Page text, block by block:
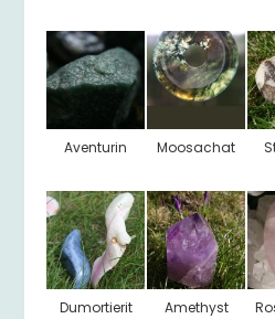
Aventurin Moosachat
Dumortierit Amethyst